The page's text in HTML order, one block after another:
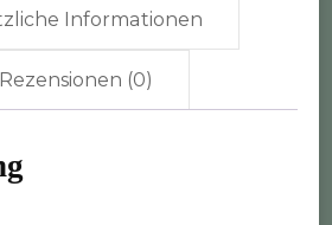
Informationen
Rezensionen (0)